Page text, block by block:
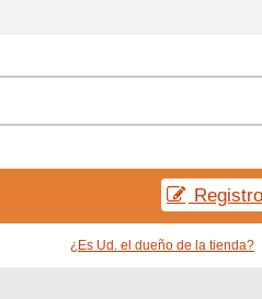
Registro
¿Es Ud. el dueño de la tienda?